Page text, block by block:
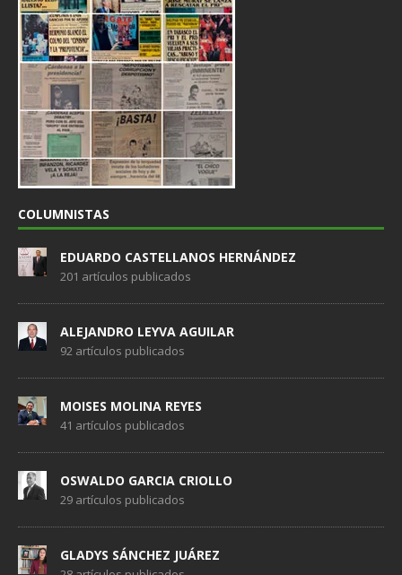
COLUMNISTAS
EDUARDO CASTELLANOS HERNÁNDEZ
201 artículos publicados
ALEJANDRO LEYVA AGUILAR
92 artículos publicados
MOISES MOLINA REYES
41 artículos publicados
OSWALDO GARCIA CRIOLLO
29 artículos publicados
GLADYS SÁNCHEZ JUÁREZ